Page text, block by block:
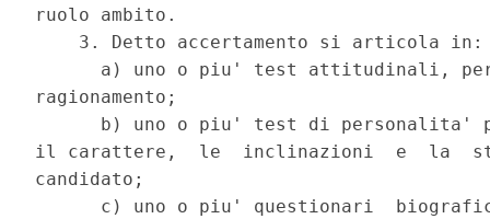
ruolo ambito.
3. Detto accertamento si articola
a) uno o piu' test attitudinali,
ragionamento;
b) uno o piu' test di personalita'
il carattere,  le  inclinazioni  e  la
candidato;
c) uno o piu' questionari